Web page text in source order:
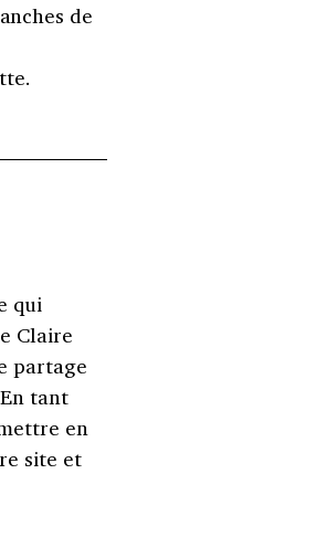
de
qui
Claire
partage
tant
en
site et